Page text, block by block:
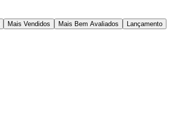
Mais Vendidos Mais Bem Avaliados Lançamento